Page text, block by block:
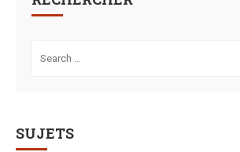
for:
SUJETS